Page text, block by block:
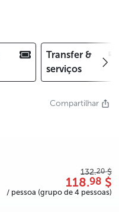
Transfer &
serviços
Compartilhar
132.20$
118.98 $
/ pessoa (grupo de 4 pessoas)